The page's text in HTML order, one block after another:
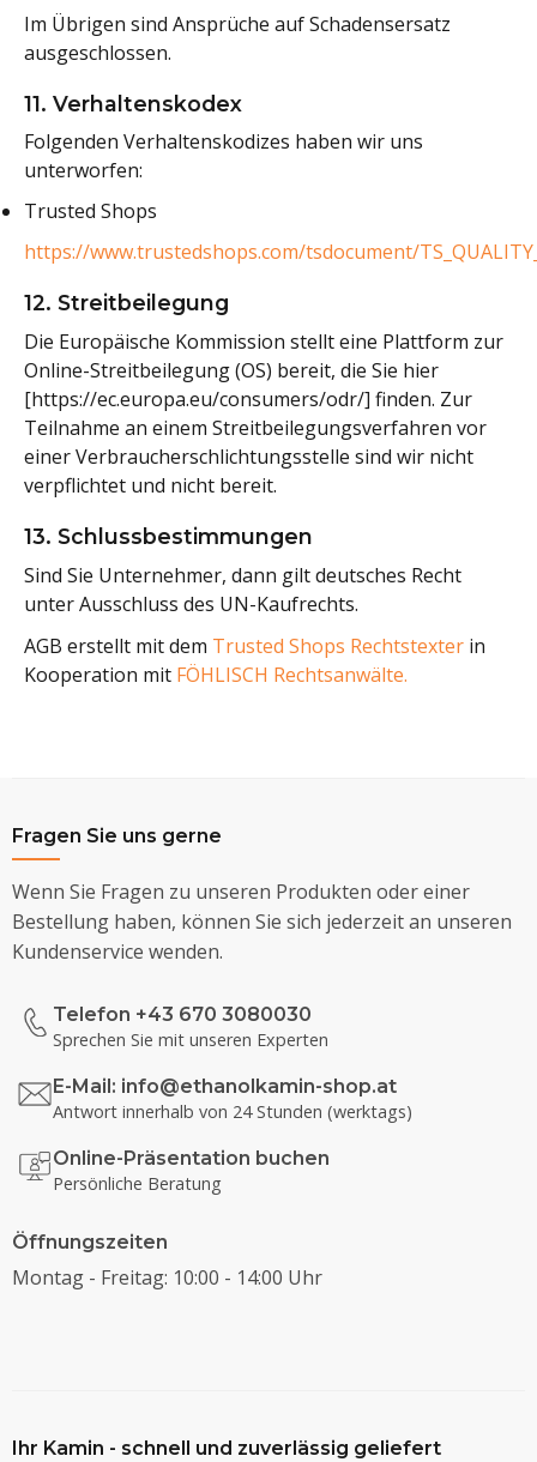
Im Übrigen sind Ansprüche auf Schadensersatz
ausgeschlossen.
11. Verhaltenskodex
Folgenden Verhaltenskodizes haben wir uns
unterworfen:
Trusted Shops
https://www.trustedshops.com/tsdocument/
12. Streitbeilegung
Die Europäische Kommission stellt eine Plattform zur
Online-Streitbeilegung (OS) bereit, die Sie hier
[https://ec.europa.eu/consumers/odr/] finden. Zur
Teilnahme an einem Streitbeilegungsverfahren vor
einer Verbraucherschlichtungsstelle sind wir nicht
verpflichtet und nicht bereit.
13. Schlussbestimmungen
Sind Sie Unternehmer, dann gilt deutsches Recht
unter Ausschluss des UN-Kaufrechts.
AGB erstellt mit dem Trusted Shops Rechtstexter in
Kooperation mit FÖHLISCH Rechtsanwälte.
Fragen Sie uns gerne
Wenn Sie Fragen zu unseren Produkten oder einer
Bestellung haben, können Sie sich jederzeit an unseren
Kundenservice wenden.
Telefon +43 670 3080030
Sprechen Sie mit unseren Experten
E-Mail: info@ethanolkamin-shop.at
Antwort innerhalb von 24 Stunden (werktags)
Online-Präsentation buchen
Persönliche Beratung
Öffnungszeiten
Montag - Freitag: 10:00 - 14:00 Uhr
Ihr Kamin - schnell und zuverlässig geliefert